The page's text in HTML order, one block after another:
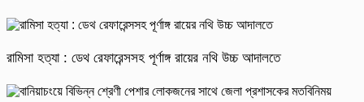
রামিসা হত্যা : ডেথ রেফারেন্সসহ পূর্ণাঙ্গ রায়ের নথি উচ্চ আদালতে